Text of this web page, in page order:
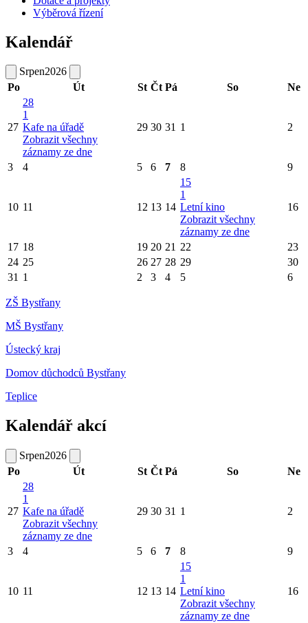
Výběrová řízení
Kalendář
Srpen2026
Po
Út St Čt Pá So Ne
27
28
1
Kafe na úřadě
Zobrazit všechny
záznamy ze dne
29 30 31 1 2
3 4 5 6 7 8 9
10 11 12 13 14
15
1
Letní kino
Zobrazit všechny
záznamy ze dne
16
17 18 19 20 21 22
23
24 25 26 27 28 29
30
31 1 2 3 4 5 6
ZŠ Bystřany
MŠ Bystřany
Ústecký kraj
Domov důchodců Bystřany
Teplice
Kalendář akcí
Srpen2026
Po
Út St Čt Pá So Ne
27
28
1
Kafe na úřadě
Zobrazit všechny
záznamy ze dne
29 30 31 1 2
3 4 5 6 7 8 9
10 11 12 13 14
15
1
Letní kino
Zobrazit všechny
záznamy ze dne
16